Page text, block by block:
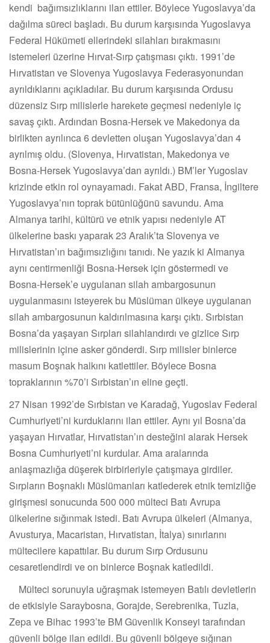
kendi bağımsızlıklarını ilan ettiler. Böylece Yugoslavya’da
dağılma süreci başladı. Bu durum karşısında Yugoslavya
Federal Hükümeti ellerindeki silahları bırakmasını
istemeleri üzerine Hırvat-Sırp çatışması çıktı. 1991’de
Hırvatistan ve Slovenya Yugoslavya Federasyonundan
ayrıldıklarını açıkladılar. Bu durum karşısında Ordusu
düzensiz Sırp milislerle harekete geçmesi nedeniyle iç
savaş çıktı. Ardından Bosna-Hersek ve Makedonya da
birlikten ayrılınca 6 devletten oluşan Yugoslavya’dan 4
ayrılmış oldu. (Slovenya, Hırvatistan, Makedonya ve
Bosna-Hersek Yugoslavya’dan ayrıldı.) BM’ler Yugoslav
krizinde etkin rol oynayamadı. Fakat ABD, Fransa, İngiltere
Yugoslavya’nın toprak bütünlüğünü savundu. Ama
Almanya tarihi, kültürü ve etnik yapısı nedeniyle AT
ülkelerine baskı yaparak 23 Aralık’ta Slovenya ve
Hırvatistan’ın bağımsızlığını tanıdı. Ne yazık ki Almanya
aynı centirmenliği Bosna-Hersek için göstermedi ve
Bosna-Hersek’e uygulanan silah ambargosunun
uygulanmasını isteyerek bu Müslüman ülkeye uygulanan
silah ambargosunun kaldırılmasına karşı çıktı. Sırbistan
Bosna’da yaşayan Sırpları silahlandırdı ve gizlice Sırp
milislerinin içine asker gönderdi. Sırp milisler binlerce
masum Boşnak halkını katlettiler. Böylece Bosna
topraklarının %70’i Sırbistan’ın eline geçti.
27 Nisan 1992’de Sırbistan ve Karadağ, Yugoslav Federal
Cumhuriyeti’ni kurduklarını ilan ettiler. Aynı yıl Bosna’da
yaşayan Hırvatlar, Hırvatistan’ın desteğini alarak Hersek
Bosna Cumhuriyeti’ni kurdular. Ama aralarında
anlaşmazlığa düşerek birbirleriyle çatışmaya girdiler.
Sırpların Boşnaklı Müslümanları katlederek etnik temizliğe
girişmesi sonucunda 500 000 mülteci Batı Avrupa
ülkelerine sığınmak istedi. Batı Avrupa ülkeleri (Almanya,
Avusturya, Macaristan, Hırvatistan, İtalya) sınırlarını
mültecilere kapattılar. Bu durum Sırp Ordusunu
cesaretlendirdi ve on binlerce Boşnak katledildi.
Mülteci sorunuyla uğraşmak istemeyen Batılı devletlerin
de etkisiyle Saraybosna, Gorajde, Serebrenika, Tuzla,
Zepa ve Bihac 1993’te BM Güvenlik Konseyi tarafından
güvenli bölge ilan edildi. Bu güvenli bölgeye sığınan